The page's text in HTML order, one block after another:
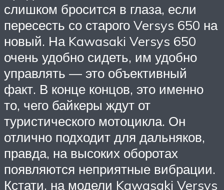
слишком бросится в глаза, если
пересесть со старого Versys 650 на
новый. На Kawasaki Versys 650
очень удобно сидеть, им удобно
управлять — это объективный
факт. В конце концов, это именно
то, чего байкеры ждут от
туристического мотоцикла. Он
отлично подходит для дальняков,
правда, на высоких оборотах
появляются неприятные вибрации.
Кстати, на модели Kawasaki Versys